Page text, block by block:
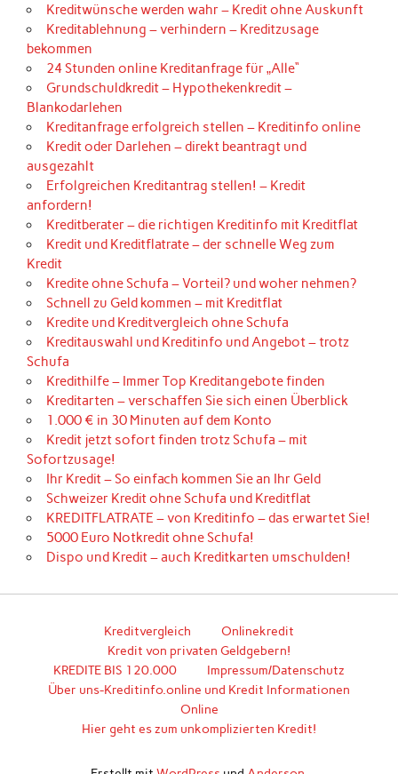
Kreditwünsche werden wahr – Kredit ohne Auskunft
Kreditablehnung – verhindern – Kreditzusage
bekommen
24 Stunden online Kreditanfrage für „Alle“
Grundschuldkredit – Hypothekenkredit –
Blankodarlehen
Kreditanfrage erfolgreich stellen – Kreditinfo online
Kredit oder Darlehen – direkt beantragt und
ausgezahlt
Erfolgreichen Kreditantrag stellen! – Kredit
anfordern!
Kreditberater – die richtigen Kreditinfo mit Kreditflat
Kredit und Kreditflatrate – der schnelle Weg zum
Kredit
Kredite ohne Schufa – Vorteil? und woher nehmen?
Schnell zu Geld kommen – mit Kreditflat
Kredite und Kreditvergleich ohne Schufa
Kreditauswahl und Kreditinfo und Angebot – trotz
Schufa
Kredithilfe – Immer Top Kreditangebote finden
Kreditarten – verschaffen Sie sich einen Überblick
1.000 € in 30 Minuten auf dem Konto
Kredit jetzt sofort finden trotz Schufa – mit
Sofortzusage!
Ihr Kredit – So einfach kommen Sie an Ihr Geld
Schweizer Kredit ohne Schufa und Kreditflat
KREDITFLATRATE – von Kreditinfo – das erwartet Sie!
5000 Euro Notkredit ohne Schufa!
Dispo und Kredit – auch Kreditkarten umschulden!
Kreditvergleich
Onlinekredit
Kredit von privaten Geldgebern!
KREDITE BIS 120.000
Impressum/Datenschutz
Über uns-Kreditinfo.online und Kredit Informationen
Online
Hier geht es zum unkomplizierten Kredit!